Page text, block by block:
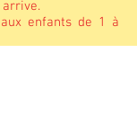
arrive.
enfants de 1 à